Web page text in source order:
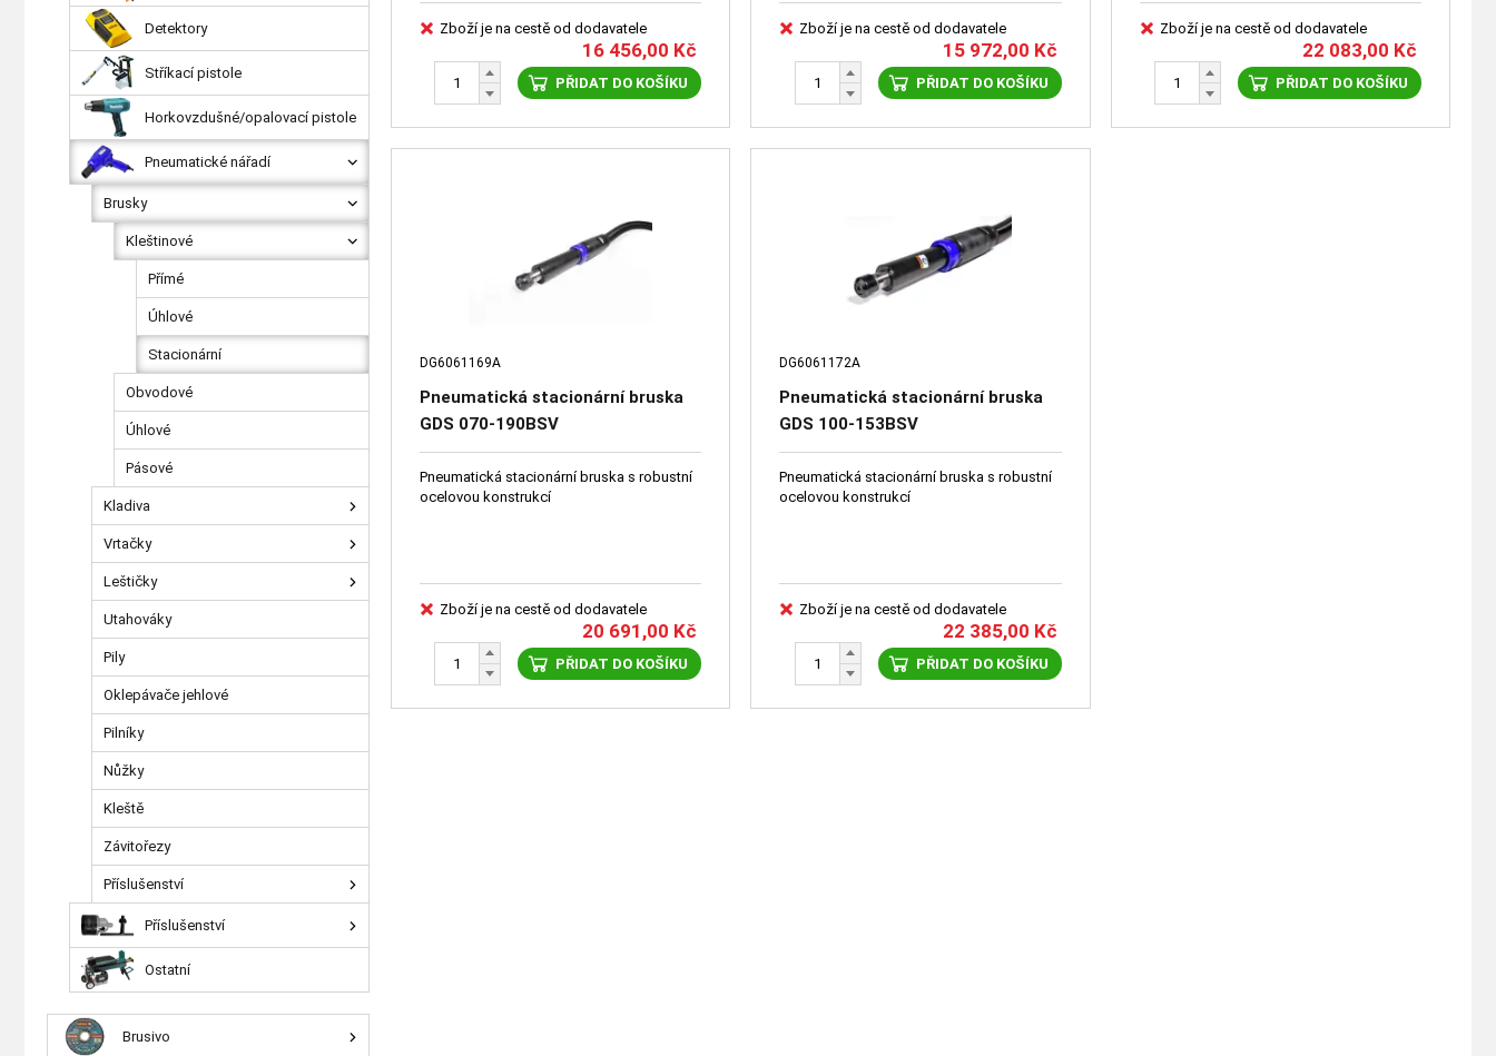
Zboží je na cestě od dodavatele
16 456,00 Kč
PŘIDAT DO KOŠÍKU
Zboží je na cestě od dodavatele
15 972,00 Kč
PŘIDAT DO KOŠÍKU
Zboží je na cestě od dodavatele
22 083,00 Kč
PŘIDAT DO KOŠÍKU
DG6061169A
Pneumatická stacionární bruska
GDS 070-190BSV
Pneumatická stacionární bruska s robustní
ocelovou konstrukcí
Zboží je na cestě od dodavatele
20 691,00 Kč
PŘIDAT DO KOŠÍKU
DG6061172A
Pneumatická stacionární bruska
GDS 100-153BSV
Pneumatická stacionární bruska s robustní
ocelovou konstrukcí
Zboží je na cestě od dodavatele
22 385,00 Kč
PŘIDAT DO KOŠÍKU
Detektory
Stříkací pistole
Horkovzdušné/opalovací pistole
Pneumatické nářadí
Brusky
Kleštinové
Přímé
Úhlové
Stacionární
Obvodové
Úhlové
Pásové
Kladiva
Vrtačky
Leštičky
Utahováky
Pily
Oklepávače jehlové
Pilníky
Nůžky
Kleště
Závitořezy
Příslušenství
Příslušenství
Ostatní
Brusivo